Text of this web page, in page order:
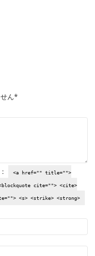
ん*
<a href="" title="">
cite=""> <cite>
<s> <strike> <strong>